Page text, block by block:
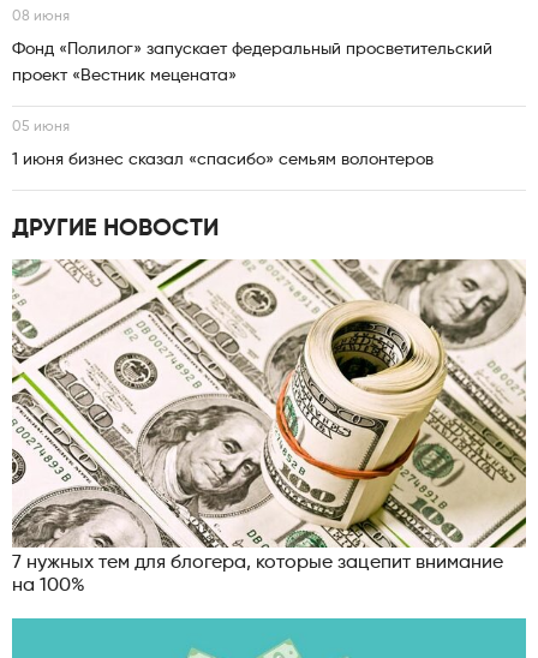
08 июня
Фонд «Полилог» запускает федеральный просветительский
проект «Вестник мецената»
05 июня
1 июня бизнес сказал «спасибо» семьям волонтеров
ДРУГИЕ НОВОСТИ
7 нужных тем для блогера, которые зацепит внимание
на 100%